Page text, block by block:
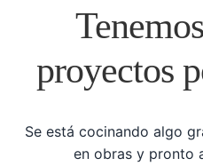
Finalizar compra
Sample Page
proyectos
Se está cocinando algo
en obras y pronto